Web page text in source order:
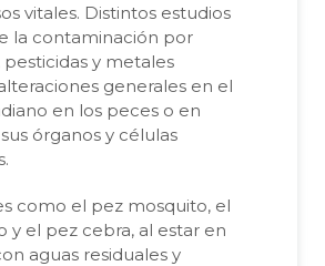
vitales. Distintos estudios
la contaminación por
pesticidas y metales
generales en el
en los peces o en
órganos y células
como el pez mosquito, el
y el pez cebra, al estar en
aguas residuales y